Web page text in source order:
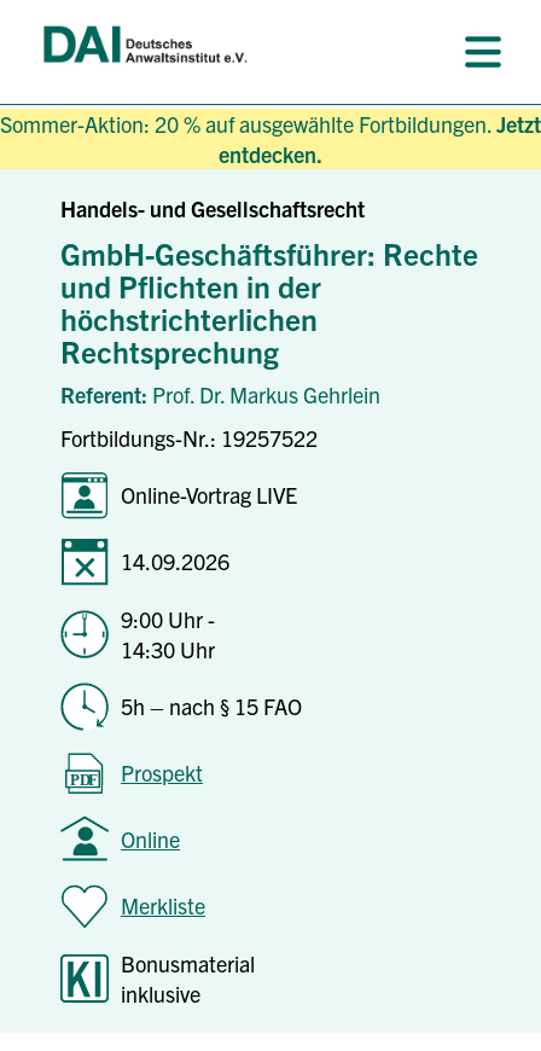
Sommer-Aktion: 20 % auf ausgewählte Fortbildungen.Jetzt
entdecken.
Handels- und Gesellschaftsrecht
GmbH-Geschäftsführer: Rechte
und Pflichten in der
höchstrichterlichen
Rechtsprechung
Referent: Prof. Dr. Markus Gehrlein
Fortbildungs-Nr.: 19257522
Online-Vortrag LIVE
14.09.2026
9:00 Uhr -
14:30 Uhr
5h – nach § 15 FAO
Prospekt
Online
Merkliste
Bonusmaterial
inklusive